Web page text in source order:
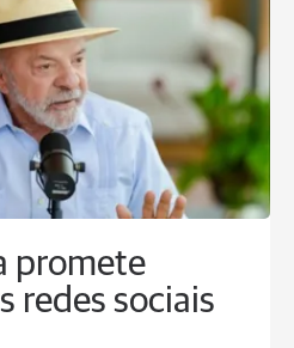
promete
redes sociais